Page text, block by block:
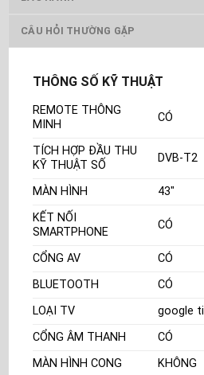
CÂU HỎI THƯỜNG GẶP
THÔNG SỐ KỸ THUẬT
REMOTE THÔNG
MINH
CÓ
TÍCH HỢP ĐẦU THU
KỸ THUẬT SỐ
DVB-T2
MÀN HÌNH
43"
KẾT NỐI
SMARTPHONE
CÓ
CỔNG AV
CÓ
BLUETOOTH
CÓ
LOẠI TV
google
CỔNG ÂM THANH
CÓ
MÀN HÌNH CONG
KHÔNG